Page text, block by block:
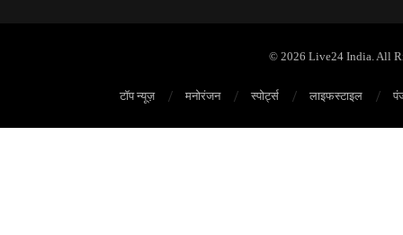
© 2026 Live24 India. All
टॉप न्यूज़ मनोरंजन स्पोर्ट्स लाइफस्टाइल